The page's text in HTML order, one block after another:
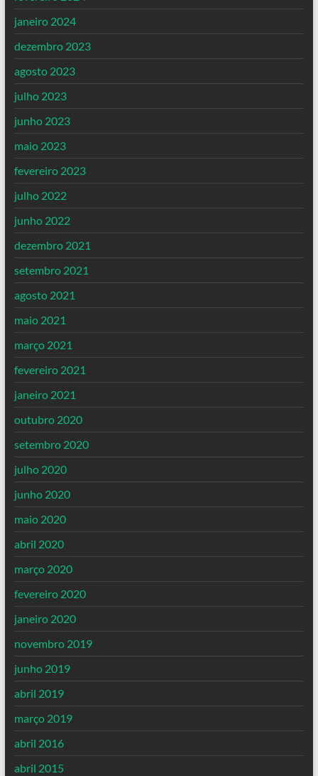
janeiro 2024
dezembro 2023
agosto 2023
julho 2023
junho 2023
maio 2023
fevereiro 2023
julho 2022
junho 2022
dezembro 2021
setembro 2021
agosto 2021
maio 2021
março 2021
fevereiro 2021
janeiro 2021
outubro 2020
setembro 2020
julho 2020
junho 2020
maio 2020
abril 2020
março 2020
fevereiro 2020
janeiro 2020
novembro 2019
junho 2019
abril 2019
março 2019
abril 2016
abril 2015